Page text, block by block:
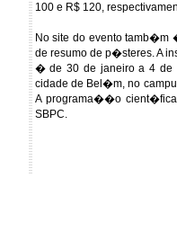
100 e R$ 120,
No site do evento
de resumo de p�steres. A
� de 30 de janeiro a 4 de
cidade de Bel�m, no
A programa��o
SBPC.